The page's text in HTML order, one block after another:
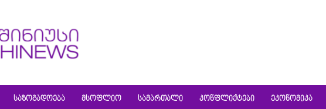
ᲡᲐᲖᲝᲒᲐᲓᲝᲔᲑᲐ ᲛᲡᲝᲤᲚᲘᲝ ᲡᲐᲛᲐᲠᲗᲐᲚᲘ ᲙᲝᲜᲤᲚᲘᲥᲢᲔᲑᲘ ᲔᲙᲝᲜᲝᲛᲘᲙᲐ